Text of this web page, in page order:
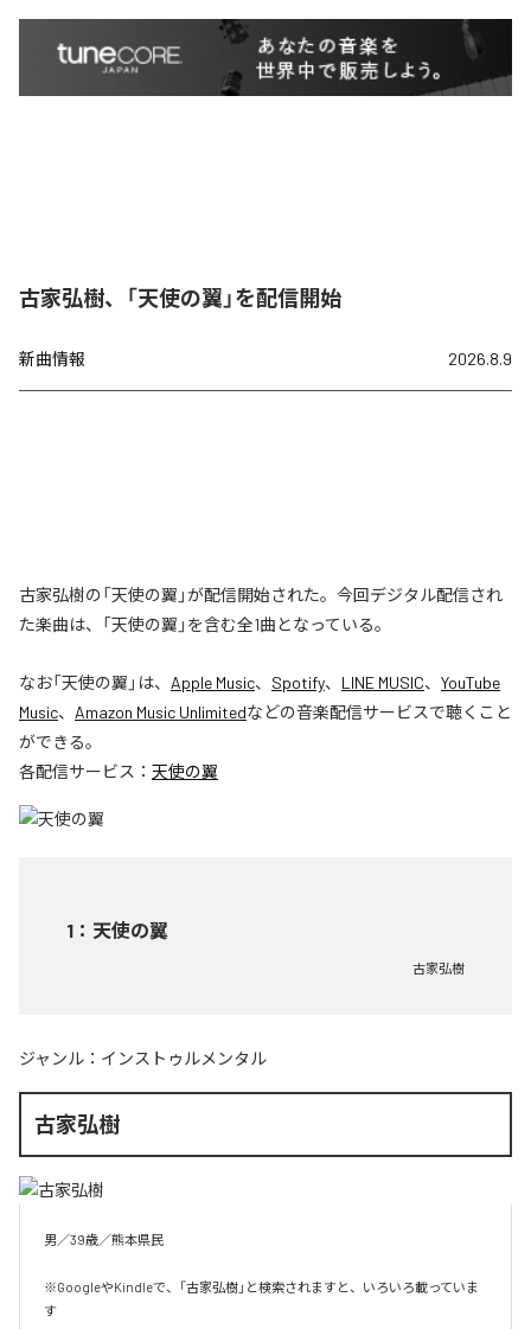
古家弘樹、「天使の翼」を配信開始
新曲情報 2026.8.9
古家弘樹の「天使の翼」が配信開始された。今回デジタル配信され
た楽曲は、「天使の翼」を含む全1曲となっている。
なお「天使の翼 」は、 Apple Music、 Spotify、 LINE MUSIC、 YouTube
Music、 Amazon Music Unlimitedなどの音楽配信サービスで聴くこと
ができる。
各配信サービス： 天使の翼
1 ： 天使の翼
古家弘樹
ジャンル： インストゥルメンタル
古家弘樹
男／39歳／熊本県民
※GoogleやKindleで、「古家弘樹」と検索されますと、いろいろ載っていま
す